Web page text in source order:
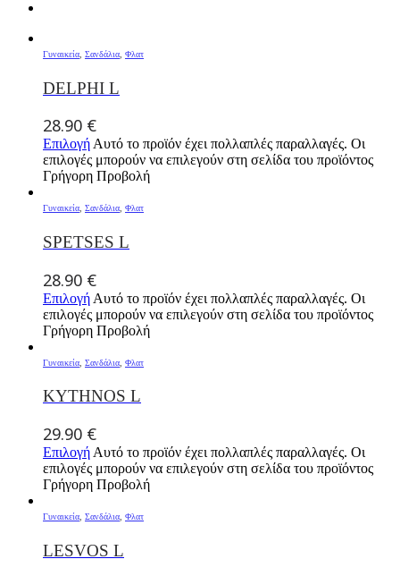
Γυναικεία Σανδάλια Φλατ
DELPHI L
28.90 €
Επιλογή Αυτό το προϊόν έχει πολλαπλές παραλλαγές. Οι
επιλογές μπορούν να επιλεγούν στη σελίδα του προϊόντος
Γρήγορη Προβολή
Γυναικεία, Σανδάλια, Φλατ
SPETSES L
28.90 €
Επιλογή Αυτό το προϊόν έχει πολλαπλές παραλλαγές. Οι
επιλογές μπορούν να επιλεγούν στη σελίδα του προϊόντος
Γρήγορη Προβολή
Γυναικεία Σανδάλια Φλατ
KYTHNOS L
29.90 €
Επιλογή Αυτό το προϊόν έχει πολλαπλές παραλλαγές. Οι
επιλογές μπορούν να επιλεγούν στη σελίδα του προϊόντος
Γρήγορη Προβολή
Γυναικεία Σανδάλια Φλατ
LESVOS L